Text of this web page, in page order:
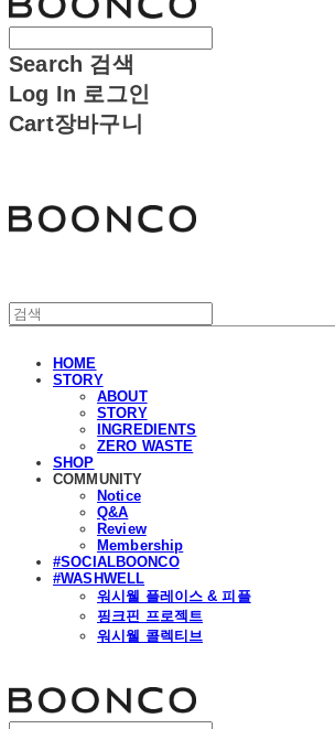
Search 검색
Log In 로그인
Cart장바구니
HOME
STORY
ABOUT
STORY
INGREDIENTS
ZERO WASTE
SHOP
COMMUNITY
Notice
Q&A
Review
Membership
#SOCIALBOONCO
#WASHWELL
워시웰 플레이스 & 피플
핑크핀 프로젝트
워시웰 콜렉티브